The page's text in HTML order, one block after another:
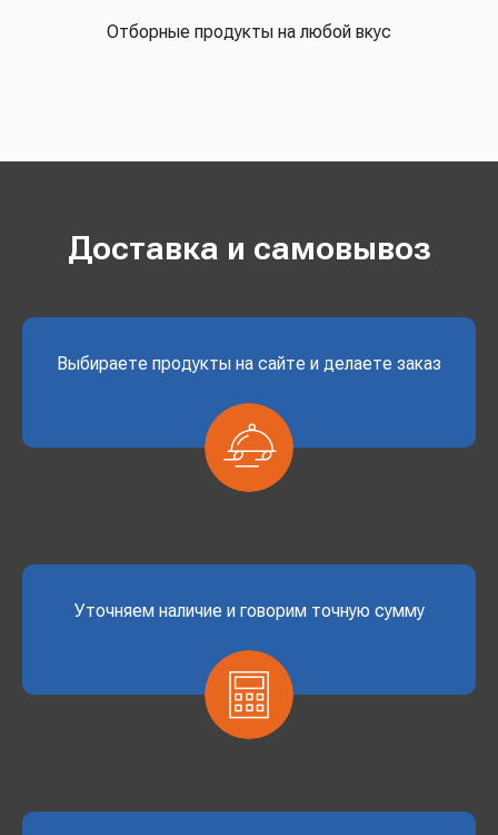
Отборные продукты на любой вкус
Доставка и самовывоз
Выбираете продукты на сайте и делаете заказ
Уточняем наличие и говорим точную сумму